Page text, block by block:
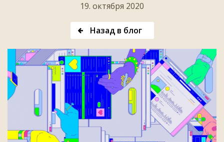
19. октября 2020
Назад в блог